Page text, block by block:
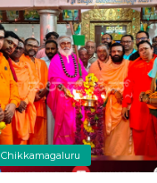
Chikkamagaluru